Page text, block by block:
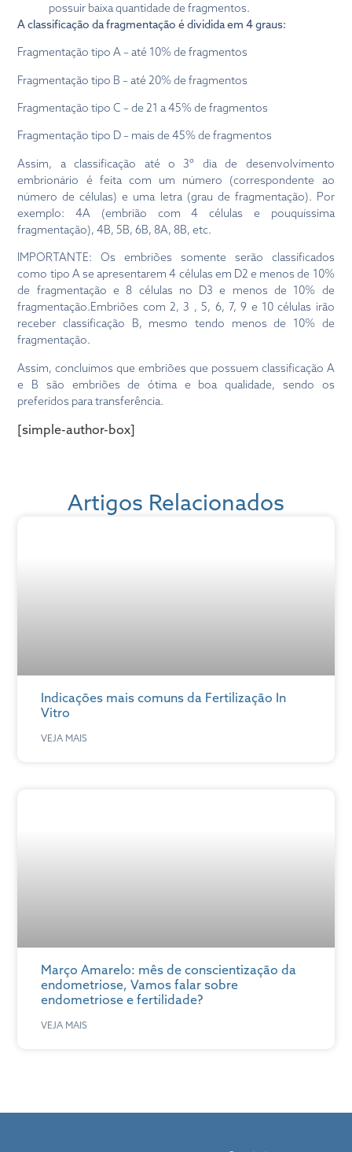
possuir baixa quantidade de fragmentos.
A classificação da fragmentação é dividida em 4 graus:
Fragmentação tipo A – até 10% de fragmentos
Fragmentação tipo B – até 20% de fragmentos
Fragmentação tipo C – de 21 a 45% de fragmentos
Fragmentação tipo D – mais de 45% de fragmentos
Assim, a classificação até o 3º dia de desenvolvimento
embrionário é feita com um número (correspondente ao
número de células) e uma letra (grau de fragmentação). Por
exemplo: 4A (embrião com 4 células e pouquíssima
fragmentação), 4B, 5B, 6B, 8A, 8B, etc.
IMPORTANTE: Os embriões somente serão classificados
como tipo A se apresentarem 4 células em D2 e menos de 10%
de fragmentação e 8 células no D3 e menos de 10% de
fragmentação.Embriões com 2, 3 , 5, 6, 7, 9 e 10 células irão
receber classificação B, mesmo tendo menos de 10% de
fragmentação.
Assim, concluímos que embriões que possuem classificação A
e B são embriões de ótima e boa qualidade, sendo os
preferidos para transferência.
[simple-author-box]
Artigos Relacionados
Indicações mais comuns da Fertilização In
Vitro
VEJA MAIS
Março Amarelo: mês de conscientização da
endometriose, Vamos falar sobre
endometriose e fertilidade?
VEJA MAIS